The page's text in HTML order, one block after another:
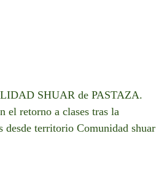
SHUAR de PASTAZA.
el retorno a clases tras la
desde territorio Comunidad shuar